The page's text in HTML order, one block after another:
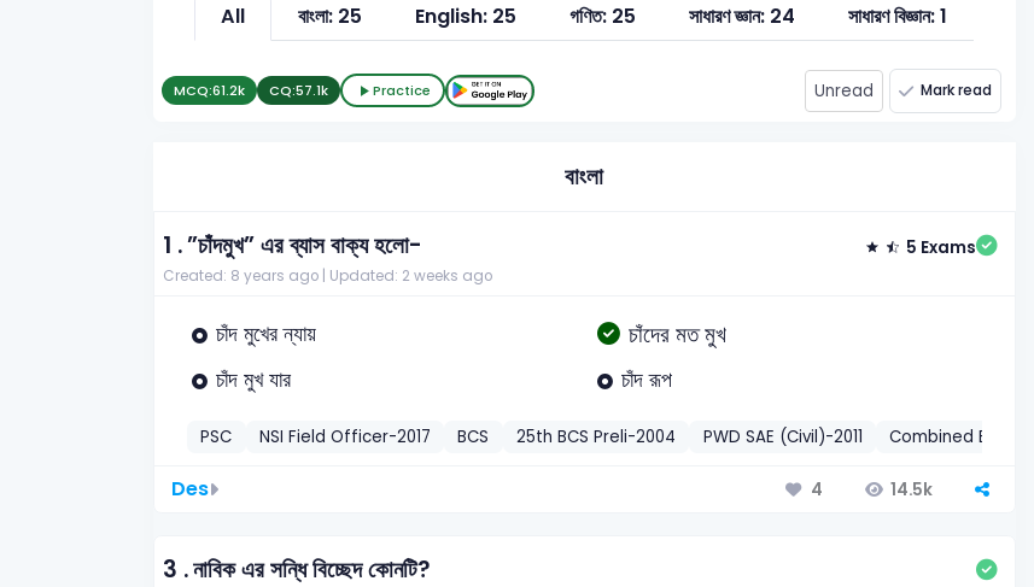
All বাংলা: 25 English: 25 গণিত: 25 সাধারণ জ্ঞান: 24 সাধারণ বিজ্ঞান: 1
MCQ:61.2k CQ:57.1k Practice Unread Mark read
বাংলা
1 .”চাঁদমুখ” এর ব্যাস বাক্য হলো- 5 Exams
Created: 8 years ago | Updated: 2 weeks ago
চাঁদ মুখের ন্যায় চাঁদের মত মুখ
চাঁদ মুখ যার চাঁদ রূপ
PSC NSI Field Officer-2017 BCS 25th BCS Preli-2004 PWD SAE (Civil)-2011 Combined Bank
Des 4 14.5k
3 .নাবিক এর সন্ধি বিচ্ছেদ কোনটি?